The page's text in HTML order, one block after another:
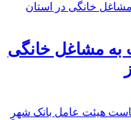
به مشاغل خانگی